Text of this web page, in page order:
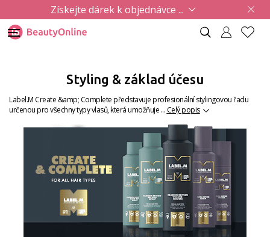
Získejte dárek k objednávce ...
Styling & základ účesu
Label.M Create &amp; Complete představuje profesionální stylingovou řadu
určenou pro všechny typy vlasů, která umožňuje ... Celý popis